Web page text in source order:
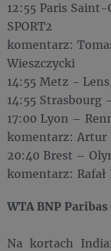
12:55 Paris
SPORT2
komentarz:
Wieszczycki
14:55 Metz -
14:55 Strasbourg
17:00 Lyon –
komentarz: Artur
20:40 Brest –
komentarz:
WTA BNP
Na kortach